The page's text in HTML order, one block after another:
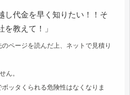
し代金を早く知りたい！！そ
を教えて！」
ページを読んだ上、ネットで見積り
ん。
ッタくられる危険性はなくなりま